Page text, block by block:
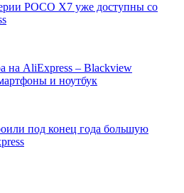
POCO X7 уже доступны со
на AliExpress – Blackview
и ноутбук
под конец года большую